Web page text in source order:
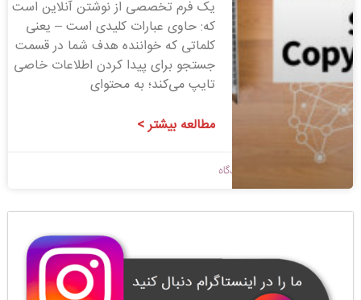
یک فرم تخصصی از نوشتن آنلاین است
که: حاوی عبارات کلیدی است – یعنی
کلماتی که خواننده هدف شما در قسمت
جستجو برای پیدا کردن اطلاعات خاصی
تایپ می‌کند؛ به محتوای
مطالعه بیشتر >
بدون دیدگاه